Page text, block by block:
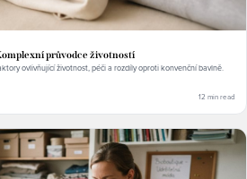
průvodce životností
ovlivňující životnost, péči a rozdíly oproti konvenční bavlně.
12 min read